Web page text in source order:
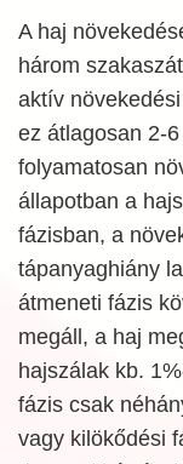
A haj
három
aktív
ez átlagosan 2-
folyamatosan
állapotban a
fázisban, a
tápanyaghiány
átmeneti fázis
megáll, a haj
hajszálak kb.
fázis csak
vagy kilökődési